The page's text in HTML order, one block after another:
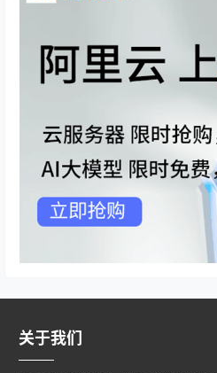
关于我们